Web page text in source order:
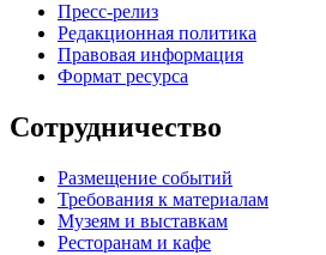
Пресс-релиз
Редакционная политика
Правовая информация
Формат ресурса
Сотрудничество
Размещение событий
Требования к материалам
Музеям и выставкам
Ресторанам и кафе